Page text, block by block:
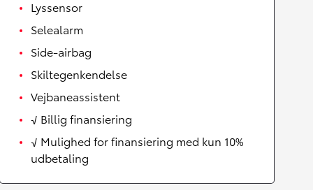
Lyssensor
Selealarm
Side-airbag
Skiltegenkendelse
Vejbaneassistent
√ Billig finansiering
√ Mulighed for finansiering med kun 10%
udbetaling